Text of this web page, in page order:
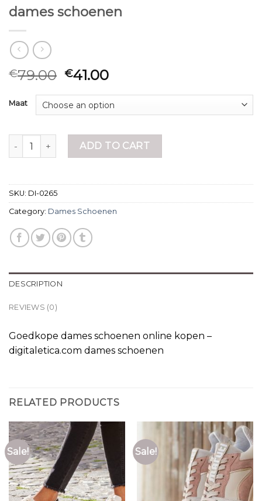
dames schoenen
€79.00 €41.00
Maat
dames schoenen quantity
ADD TO CART
SKU: DI-0265
Category: Dames Schoenen
DESCRIPTION
REVIEWS (0)
Goedkope dames schoenen online kopen –
digitaletica.com dames schoenen
RELATED PRODUCTS
Sale! Sale!